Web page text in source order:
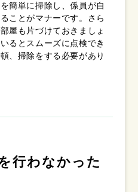
簡単に掃除し、係員が自
ことがマナーです。さら
屋も片づけておきましょ
るとスムーズに点検でき
、掃除をする必要があり
行わなかった